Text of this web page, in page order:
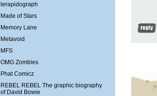
lerapidograph
Made of Stars
Memory Lane
Metavoid
MFS
OMG Zombies
Phat Comicz
REBEL REBEL The graphic biography
of David Bowie